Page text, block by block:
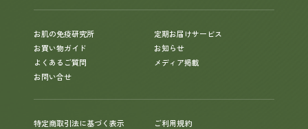
お肌の免疫研究所
定期お届けサービス
お買い物ガイド
お知らせ
よくあるご質問
メディア掲載
お問い合せ
特定商取引法に基づく表示
ご利用規約